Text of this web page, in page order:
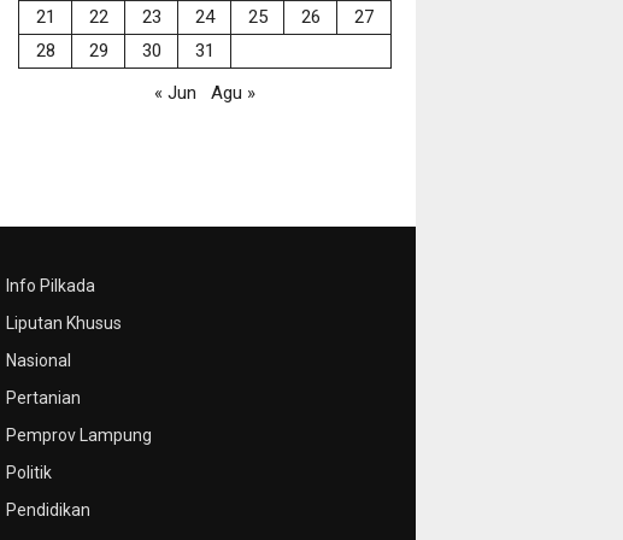
21
22 23 24 25 26
27
28
29 30
31
« Jun
Agu »
Info Pilkada
Liputan Khusus
Nasional
Pertanian
Pemprov Lampung
Politik
Pendidikan